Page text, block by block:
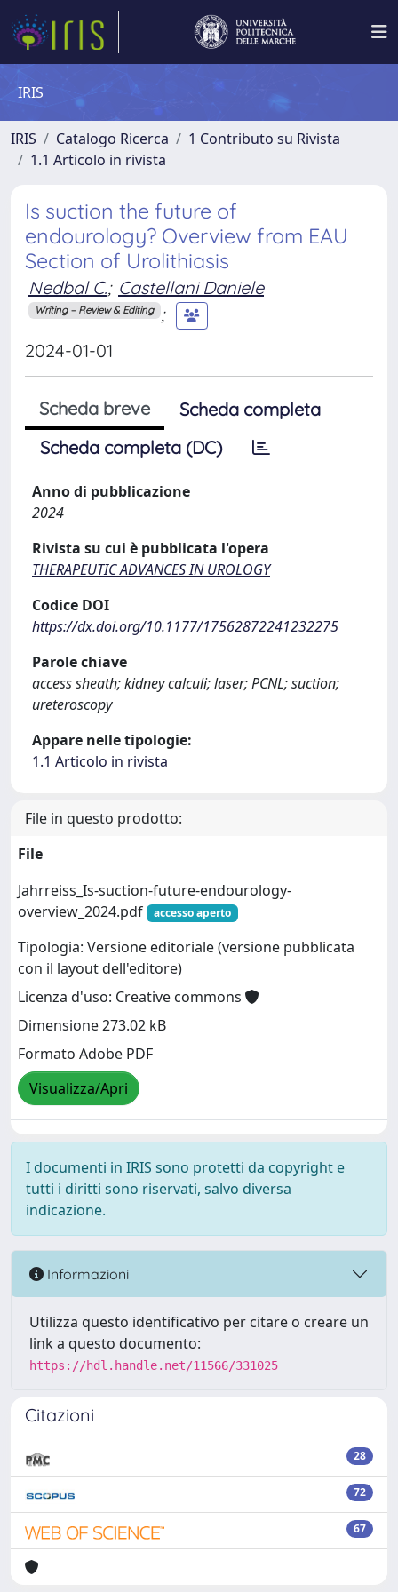
IRIS
IRIS Catalogo Ricerca
1 Contributo su Rivista
1.1 Articolo in rivista
Is suction the future of
endourology? Overview from EAU
Section of Urolithiasis
Nedbal C.; Castellani Daniele
Writing – Review & Editing ;
2024-01-01
Scheda breve
Scheda completa
Scheda completa (DC)
Anno di pubblicazione
2024
Rivista su cui è pubblicata l'opera
THERAPEUTIC ADVANCES IN UROLOGY
Codice DOI
https://dx.doi.org/10.1177/17562872241232275
Parole chiave
access sheath; kidney calculi; laser; PCNL; suction;
ureteroscopy
Appare nelle tipologie:
1.1 Articolo in rivista
File in questo prodotto:
File
Jahrreiss_Is-suction-future-endourology-
overview_2024.pdf
accesso aperto
Tipologia: Versione editoriale (versione pubblicata
con il layout dell'editore)
Licenza d'uso: Creative commons
Dimensione 273.02 kB
Formato Adobe PDF
Visualizza/Apri
I documenti in IRIS sono protetti da copyright e
tutti i diritti sono riservati, salvo diversa
indicazione.
Informazioni
Utilizza questo identificativo per citare o creare un
link a questo documento:
https://hdl.handle.net/11566/331025
Citazioni
28
72
67